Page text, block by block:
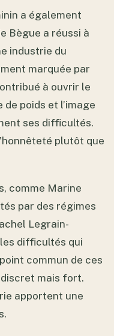
a également
Bègue a réussi à
industrie du
marquée par
à ouvrir le
poids et l’image
ses difficultés.
plutôt que
comme Marine
par des régimes
Legrain-
difficultés qui
commun de ces
mais fort.
apportent une